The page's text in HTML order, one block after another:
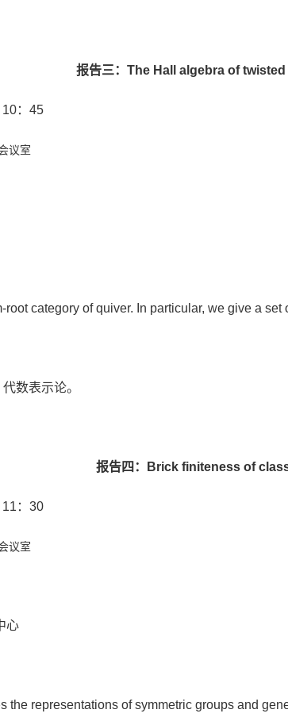
报告三：The Hall algebra of
：45
议室
category of quiver. In particular, we give a
数表示论。
报告四：Brick finiteness of
：30
议室
心
the representations of symmetric groups and